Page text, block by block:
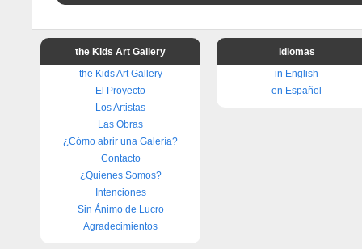
the Kids Art Gallery
the Kids Art Gallery
El Proyecto
Los Artistas
Las Obras
¿Cómo abrir una Galería?
Contacto
¿Quienes Somos?
Intenciones
Sin Ánimo de Lucro
Agradecimientos
Idiomas
in English
en Español